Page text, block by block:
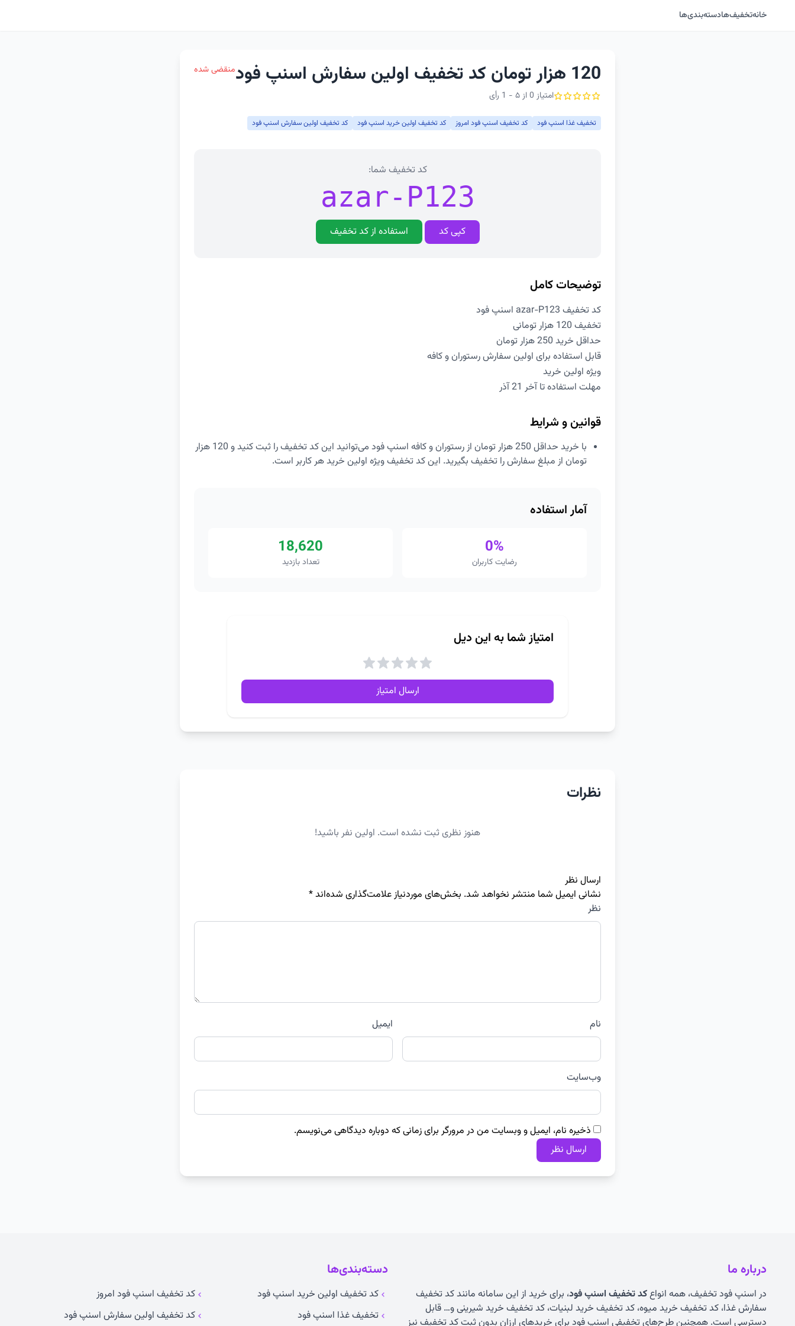
خانهتخفیف‌هادسته‌بندی‌ها
120 هزار تومان کد تخفیف اولین سفارش اسنپ فود
امتیاز 0 از ۵ - 1 رأی
منقضی شده
تخفیف غذا اسنپ فود کد تخفیف اسنپ فود امروز کد تخفیف اولین خرید اسنپ فود کد تخفیف اولین سفارش اسنپ فود
کد تخفیف شما:
azar-P123
کپی کد استفاده از کد تخفیف
توضیحات کامل
کد تخفیف azar-P123 اسنپ فود
تخفیف 120 هزار تومانی
حداقل خرید 250 هزار تومان
قابل استفاده برای اولین سفارش رستوران و کافه
ویژه اولین خرید
مهلت استفاده تا آخر 21 آذر
قوانین و شرایط
با خرید حداقل 250 هزار تومان از رستوران و کافه اسنپ فود می‌توانید این کد تخفیف را ثبت کنید و 120 هزار
تومان از مبلغ سفارش را تخفیف بگیرید. این کد تخفیف ویژه اولین خرید هر کاربر است.
آمار استفاده
0%
رضایت کاربران
18,620
تعداد بازدید
امتیاز شما به این دیل
ارسال امتیاز
نظرات
هنوز نظری ثبت نشده است. اولین نفر باشید!
ارسال نظر
نشانی ایمیل شما منتشر نخواهد شد. بخش‌های موردنیاز علامت‌گذاری شده‌اند*
نظر
نام ایمیل
وب‌سایت
ذخیره نام، ایمیل و وبسایت من در مرورگر برای زمانی که دوباره دیدگاهی می‌نویسم.
درباره ما
در اسنپ فود تخفیف، همه انواعکد تخفیف اسنپ فود، برای خرید از این سامانه مانند کد تخفیف
سفارش غذا، کد تخفیف خرید میوه، کد تخفیف خرید لبنیات، کد تخفیف خرید شیرینی و… قابل
دسترسی است. همچنین طرح‌های تخفیفی اسنپ فود برای خریدهای ارزان بدون ثبت کد تخفیف نیز
دسته‌بندی‌ها
کد تخفیف اولین خرید اسنپ فود
کد تخفیف اسنپ فود امروز
تخفیف غذا اسنپ فود
کد تخفیف اولین سفارش اسنپ فود